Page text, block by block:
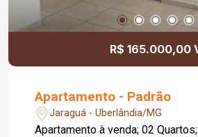
R$ 165.000,00
Apartamento - Padrão
Jaraguá - Uberlândia/MG
Apartamento à venda; 02